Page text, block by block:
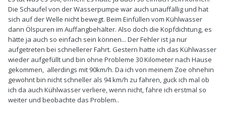
Die Schaufel von der Wasserpumpe war auch unauffällig und hat
sich auf der Welle nicht bewegt. Beim Einfüllen vom Kühlwasser
dann Ölspuren im Auffangbehälter. Also doch die Kopfdichtung, es
hätte ja auch so einfach sein können... Der Fehler ist ja nur
aufgetreten bei schnellerer Fahrt. Gestern hatte ich das Kühlwasser
wieder aufgefüllt und bin ohne Probleme 30 Kilometer nach Hause
gekommen, allerdings mit 90km/h. Da ich von meinem Zoe ohnehin
gewohnt bin nicht schneller als 94 km/h zu fahren, guck ich mal ob
ich da auch Kühlwasser verliere, wenn nicht, fahre ich erstmal so
weiter und beobachte das Problem..